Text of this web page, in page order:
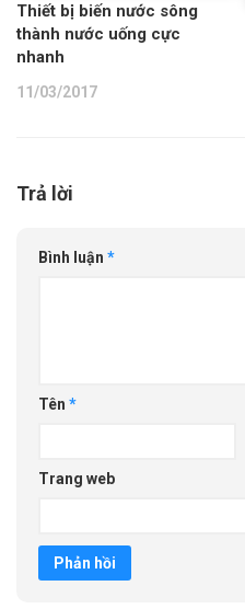
Thiết bị biến nước sông
thành nước uống cực
nhanh
11/03/2017
Trả lời
Bình luận *
Tên *
Trang web